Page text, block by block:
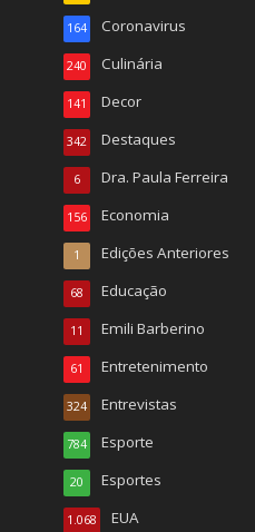
Coronavirus
164
Culinária
240
Decor
141
Destaques
342
Dra. Paula Ferreira
6
Economia
156
Edições Anteriores
1
Educação
68
Emili Barberino
11
Entretenimento
61
Entrevistas
324
Esporte
784
Esportes
20
EUA
1.068